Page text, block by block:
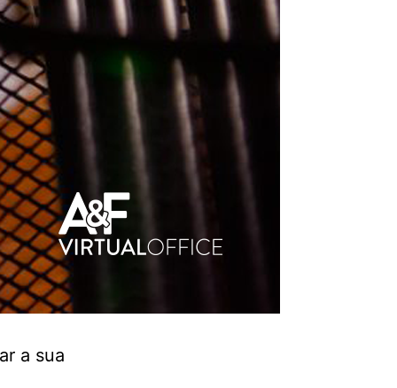
a sua